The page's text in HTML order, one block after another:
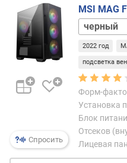
л
о
ж
е
и
й
ы
с
Спросить
MSI MAG
белый
2022 год
подсветка
Форм-
Установка
Блок
Отсеков
Лицевая